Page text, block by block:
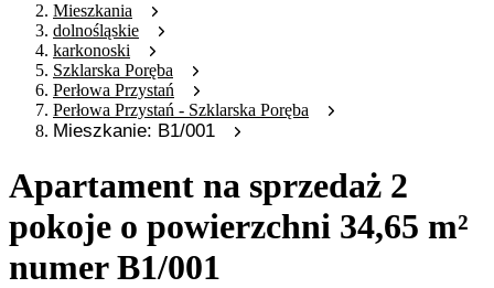
Mieszkania
dolnośląskie
karkonoski
Szklarska Poręba
Perłowa Przystań
Perłowa Przystań - Szklarska Poręba
Mieszkanie: B1/001
Apartament na sprzedaż 2
pokoje o powierzchni 34,65 m²
numer B1/001